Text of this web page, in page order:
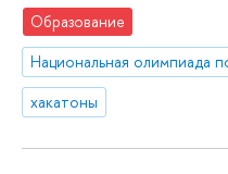
Образование
хакатоны